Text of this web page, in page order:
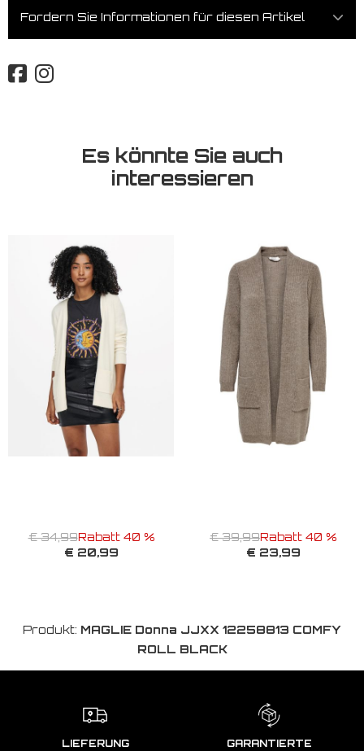
Fordern Sie Informationen für diesen Artikel
Es könnte Sie auch
interessieren
€ 34,99Rabatt 40 %
€ 20,99
€ 39,99Rabatt 40 %
€ 23,99
Produkt: MAGLIE Donna JJXX 12258813 COMFY
ROLL BLACK
LIEFERUNG
GARANTIERTE